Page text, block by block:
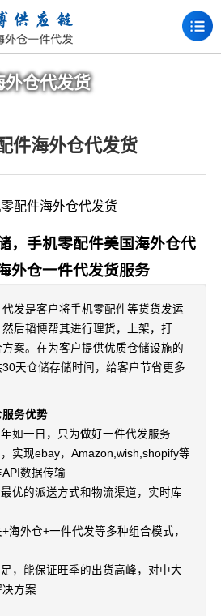
外仓代发货
件海外仓代发货
，手机零配件美国海外仓代
外仓一件代发货服务
发是客户将手机零配件等货货发运
后韬博帮其进行理货，上架，打
案。在为客户提供优质仓储设施的
天仓储存储时间，给客户节省更多
务优势
如一日，只为做好一件代发服务
实现ebay，Amazon,wish,shopify等
数据传输
优的派送方式和物流渠道，实时库
海外仓+一件代发等多种组合模式，
，能保证旺季的出货高峰，对中大
方案